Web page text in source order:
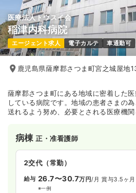
訪問看護正看護師
日勤のみ（常勤）
給与 22.0〜28.7万円/月 賞与3.5ヶ月
（休憩60分）
オンコールあり
月給28万円以上可
医療法人トウスイ会
稲津内科病院
エージェント求人 電子カルテ 車通勤可
鹿児島県薩摩郡さつま町宮之城屋地
薩摩郡さつま町にある地域に密着した
している病院です。地域の患者さまの
送れるよう努め、必要とされる医療機
病棟正・准看護師
2交代（常勤）
給与 26.7〜30.7万円/月 賞与3.5ヶ月
※一例